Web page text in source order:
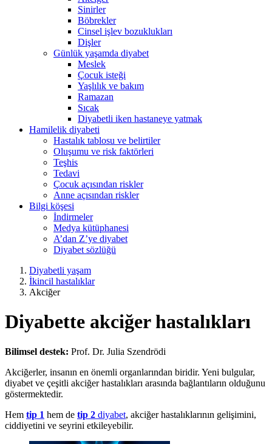
Sinirler
Böbrekler
Cinsel işlev bozuklukları
Dişler
Günlük yaşamda diyabet
Meslek
Çocuk isteği
Yaşlılık ve bakım
Ramazan
Sıcak
Diyabetli iken hastaneye yatmak
Hamilelik diyabeti
Hastalık tablosu ve belirtiler
Oluşumu ve risk faktörleri
Teşhis
Tedavi
Çocuk açısından riskler
Anne açısından riskler
Bilgi köşesi
İndirmeler
Medya kütüphanesi
A’dan Z’ye diyabet
Diyabet sözlüğü
Diyabetli yaşam
İkincil hastalıklar
Akciğer
Diyabette akciğer hastalıkları
Bilimsel destek: Prof. Dr. Julia Szendrödi
Akciğerler, insanın en önemli organlarından biridir. Yeni bulgular,
diyabet ve çeşitli akciğer hastalıkları arasında bağlantıların olduğunu
göstermektedir.
Hem tip 1 hem de tip 2 diyabet, akciğer hastalıklarının gelişimini,
ciddiyetini ve seyrini etkileyebilir.